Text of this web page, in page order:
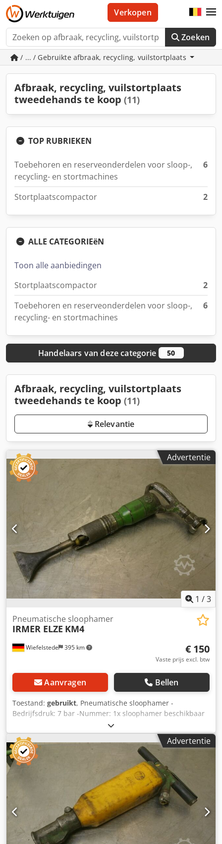
Zoeken
Verkopen
/ ... / Gebruikte afbraak, recycling, vuilstortplaats
Afbraak, recycling, vuilstortplaats
tweedehands te koop (11)
TOP RUBRIEKEN
Toebehoren en reserveonderdelen voor sloop-,
recycling- en stortmachines
6
Stortplaatscompactor 2
ALLE CATEGORIEëN
Toon alle aanbiedingen
Stortplaatscompactor
2
Toebehoren en reserveonderdelen voor sloop-,
recycling- en stortmachines
6
Handelaars van deze categorie 50
Afbraak, recycling, vuilstortplaats
tweedehands te koop (11)
Relevantie
Advertentie
1 /3
Wiefelstede 395 km
Pneumatische sloophamer
IRMER ELZE KM4
€ 150
Vaste prijs excl. btw
Aanvragen Bellen
Toestand: gebruikt, Pneumatische sloophamer -
Bedrijfsdruk: 7 bar -Nummer: 1x sloophamer beschikbaar
Csdpfx Ajcm I Uiehzerf -Afmetingen: 500/220/H70 mm -
Gewicht: 6 kg
Advertentie